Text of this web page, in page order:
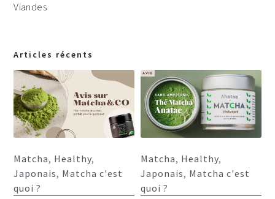
Viandes
Articles récents
Matcha, Healthy,
Japonais, Matcha c'est
quoi ?
Matcha, Healthy,
Japonais, Matcha c'est
quoi ?